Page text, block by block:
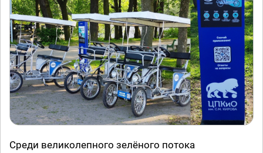
Среди великолепного зелёного потока